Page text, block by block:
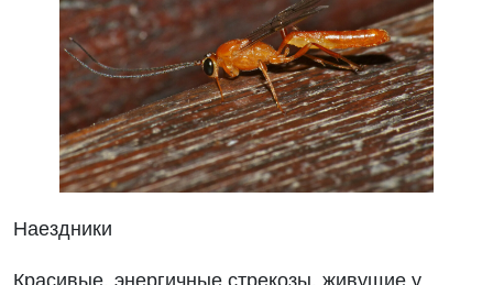
Наездники
Красивые, энергичные стрекозы, живущие у